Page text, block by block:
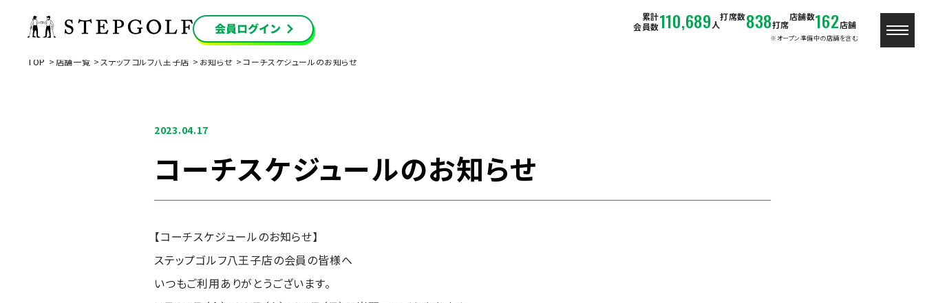
累計
会員数110,689 人
打席数838打席
店舗数162店舗
※オープン準備中の店舗を含む
TOP 店舗一覧 ステップゴルフ八王子店 お知らせ コーチスケジュールのお知らせ
2023.04.17
コーチスケジュールのお知らせ
【コーチスケジュールのお知らせ】
ステップゴルフ八王子店の会員の皆様へ
いつもご利用ありがとうございます。